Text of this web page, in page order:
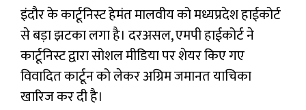
इंदौर के कार्टूनिस्ट हेमंत मालवीय को मध्यप्रदेश हाईकोर्ट
से बड़ा झटका लगा है। दरअसल, एमपी हाईकोर्ट ने
कार्टूनिस्ट द्वारा सोशल मीडिया पर शेयर किए गए
विवादित कार्टून को लेकर अग्रिम जमानत याचिका
खारिज कर दी है।